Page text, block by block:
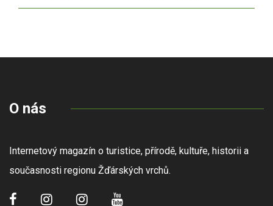
O nás
Internetový magazín o turistice, přírodě, kultuře, historii a
současnosti regionu Žďárských vrchů.